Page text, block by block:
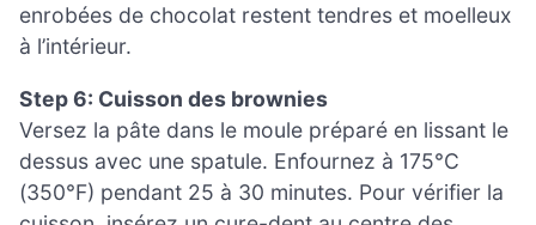
enrobées de chocolat restent tendres et moelleux
à l’intérieur.
Step 6: Cuisson des brownies
Versez la pâte dans le moule préparé en lissant le
dessus avec une spatule. Enfournez à 175°C
(350°F) pendant 25 à 30 minutes. Pour vérifier la